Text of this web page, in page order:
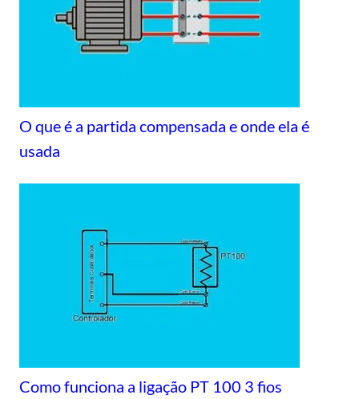
O que é a partida compensada e onde ela é
usada
Como funciona a ligação PT 100 3 fios